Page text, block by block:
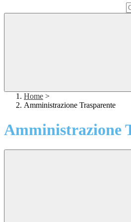
Home >
Amministrazione Trasparente
Amministrazione